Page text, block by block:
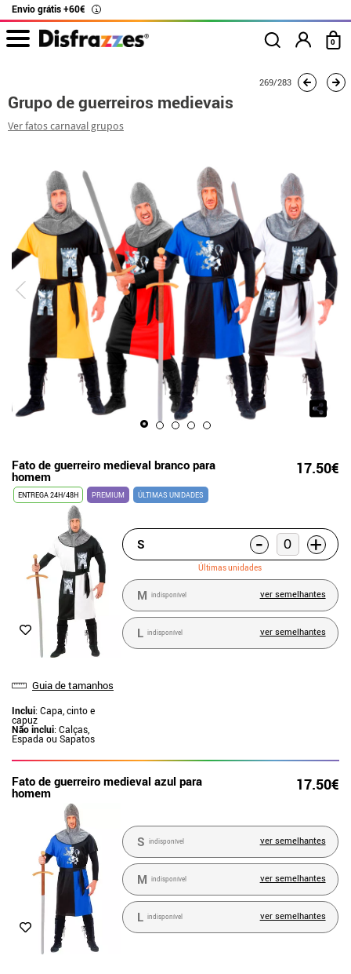
Envio grátis +60€ i
0
Grupo de guerreiros medievais
269/283
Grupo de guerreiros medievais
Ver fatos carnaval grupos
Fato de guerreiro medieval branco para
homem 17.50€
ENTREGA 24H/48H PREMIUM ÚLTIMAS UNIDADES
Guia de tamanhos
Inclui: Capa, cinto e
capuz
Não inclui: Calças,
Espada ou Sapatos
S - +
Últimas unidades
M indisponível ver semelhantes
L indisponível ver semelhantes
Fato de guerreiro medieval azul para
homem 17.50€
S indisponível ver semelhantes
M indisponível ver semelhantes
L indisponível ver semelhantes